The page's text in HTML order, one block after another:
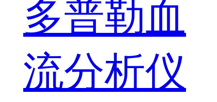
多普勒血
流分析仪